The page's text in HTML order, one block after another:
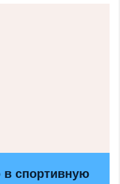
спортивную